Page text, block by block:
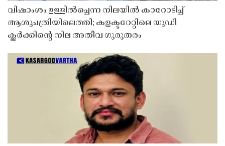
വിഷാംശം ഉള്ളിൽച്ചെന്ന നിലയിൽ കാറോടിച്ച്
ആശുപത്രിയിലെത്തി; കളക്ടറേറ്റിലെ യുഡി
ക്ലർക്കിൻ്റെ നില അതീവ ഗുരുതരം